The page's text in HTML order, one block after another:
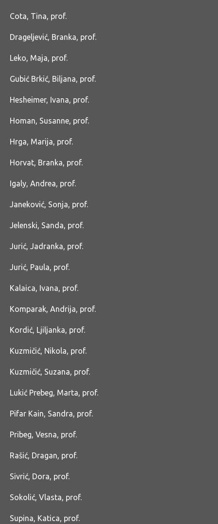
Cota, Tina, prof.
Drageljević, Branka, prof.
Leko, Maja, prof.
Gubić Brkić, Biljana, prof.
Hesheimer, Ivana, prof.
Homan, Susanne, prof.
Hrga, Marija, prof.
Horvat, Branka, prof.
Igaly, Andrea, prof.
Janeković, Sonja, prof.
Jelenski, Sanda, prof.
Jurić, Jadranka, prof.
Jurić, Paula, prof.
Kalaica, Ivana, prof.
Komparak, Andrija, prof.
Kordić, Ljiljanka, prof.
Kuzmičić, Nikola, prof.
Kuzmičić, Suzana, prof.
Lukić Prebeg, Marta, prof.
Pifar Kain, Sandra, prof.
Pribeg, Vesna, prof.
Rašić, Dragan, prof.
Sivrić, Dora, prof.
Sokolić, Vlasta, prof.
Supina, Katica, prof.